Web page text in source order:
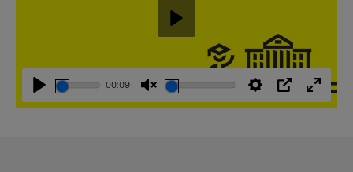
Abspielen
00:09
StummschaltungEinstellungen
PIP
Abspielen